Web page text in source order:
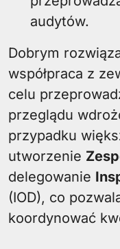
audytów.
Dobrym
współpraca z
celu
przeglądu
przypadku
utworzenie
delegowanie
(IOD), co
koordynować